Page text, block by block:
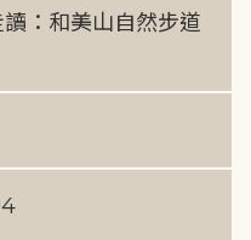
讀：和美山自然步道